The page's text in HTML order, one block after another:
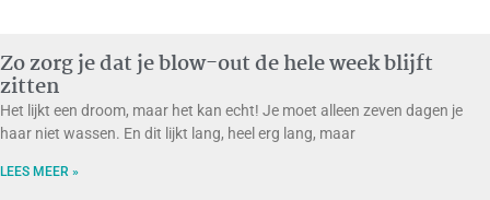
Zo zorg je dat je blow-out de hele week blijft
zitten
Het lijkt een droom, maar het kan echt! Je moet alleen zeven dagen je
haar niet wassen. En dit lijkt lang, heel erg lang, maar
LEES MEER »